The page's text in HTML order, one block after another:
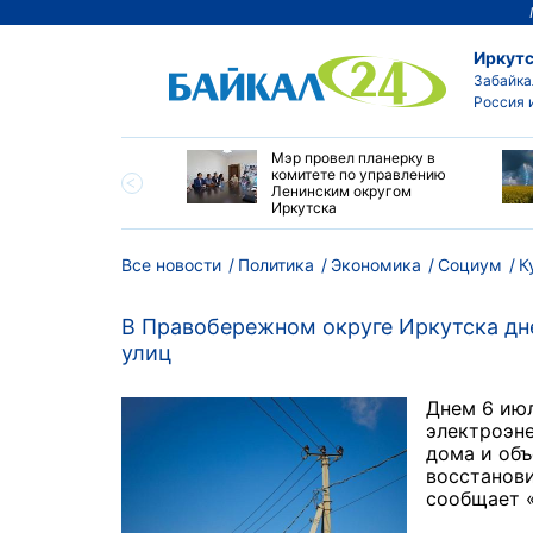
Россия
сделать
Мэр провел планерку в
комитете по управлению
Ленинским округом
Иркутска
Все новости Политика Экономика Социум
В Правобережном округе Иркутска
улиц
Днем 6
дома и
сообщает